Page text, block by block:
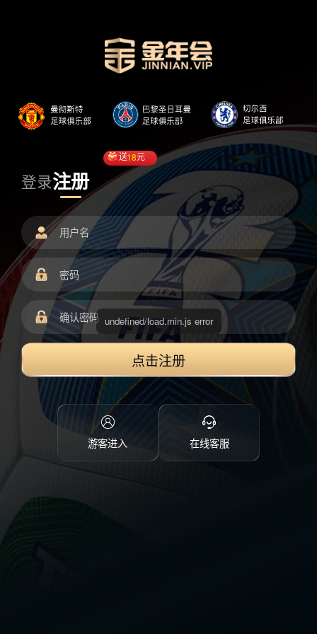
登录注册
送18元
点击注册
游客进入 在线客服